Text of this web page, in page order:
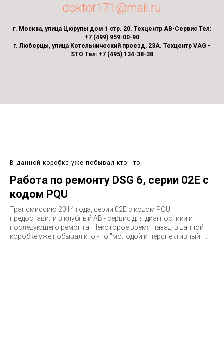
doktor171@mail.ru
г. Москва, улица Цюрупы дом 1 стр. 20. Техцентр АВ-Сервис Тел:
+7 (499) 959-00-90
г. Люберцы, улица Котельнический проезд, 23А. Техцентр VAG -
STO Тел: +7 (495) 134-38-38
В данной коробке уже побывал кто - то
Работа по ремонту DSG 6, серии 02E с
кодом PQU
Трансмиссию 2014 года, серии 02E c кодом PQU
предоставили в клубный АВ - сервис для диагностики и
последующего ремонта. Некоторое время назад, в данной
коробке уже побывал кто - то "молодой и перспективный" ...